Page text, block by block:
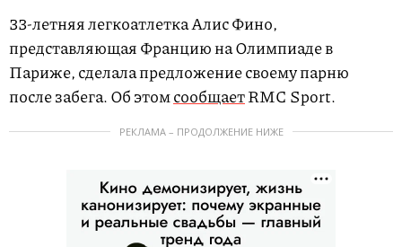
33-летняя легкоатлетка Алис Фино,
представляющая Францию на Олимпиаде в
Париже, сделала предложение своему парню
после забега. Об этомсообщаетRMC Sport.
РЕКЛАМА – ПРОДОЛЖЕНИЕ НИЖЕ